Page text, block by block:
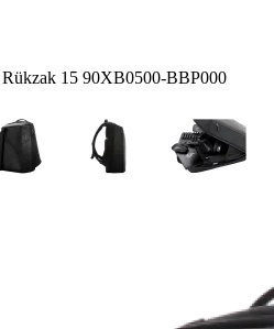
15 90XB0500-BBP000